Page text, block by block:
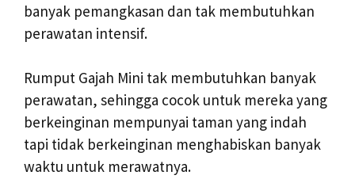
banyak pemangkasan dan tak membutuhkan
perawatan intensif.
Rumput Gajah Mini tak membutuhkan banyak
perawatan, sehingga cocok untuk mereka yang
berkeinginan mempunyai taman yang indah
tapi tidak berkeinginan menghabiskan banyak
waktu untuk merawatnya.